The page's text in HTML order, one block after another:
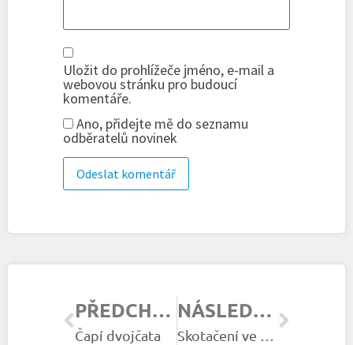
Uložit do prohlížeče jméno, e-mail a
webovou stránku pro budoucí
komentáře.
Ano, přidejte mě do seznamu
odběratelů novinek
PŘEDCHOZÍ ČLÁNEK
Čapí dvojčata
NÁSLEDUJÍCÍ ČLÁNEK